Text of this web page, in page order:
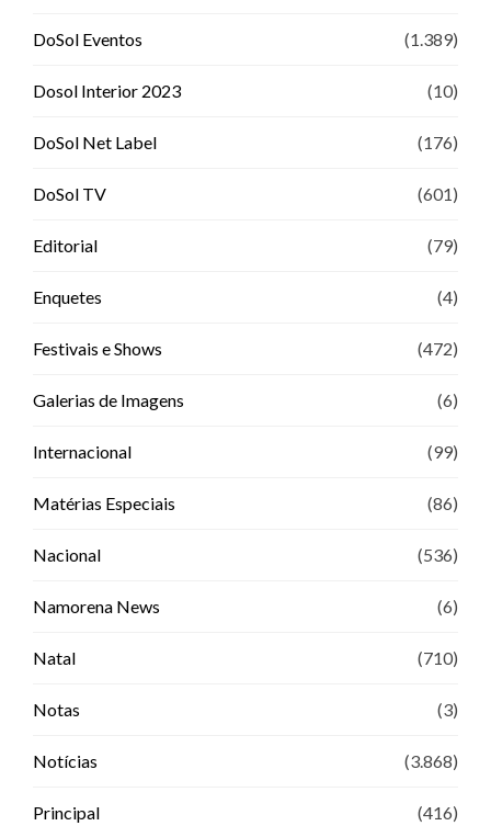
DoSol Eventos (1.389)
Dosol Interior 2023 (10)
DoSol Net Label (176)
DoSol TV (601)
Editorial (79)
Enquetes (4)
Festivais e Shows (472)
Galerias de Imagens (6)
Internacional (99)
Matérias Especiais (86)
Nacional (536)
Namorena News (6)
Natal (710)
Notas (3)
Notícias (3.868)
Principal (416)